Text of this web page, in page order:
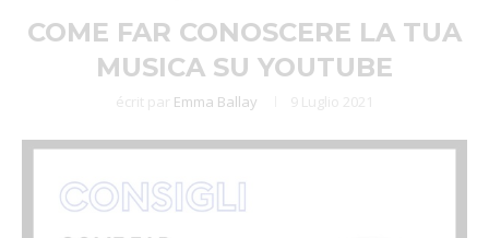
COME FAR CONOSCERE LA TUA
MUSICA SU YOUTUBE
écrit par Emma Ballay 9 Luglio 2021